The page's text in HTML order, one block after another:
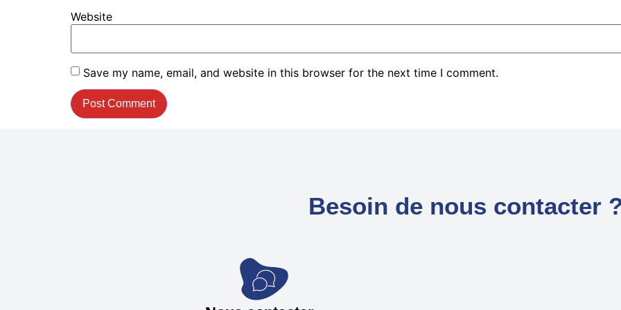
Website
Save my name, email, and website in this browser for the next time I comment.
Besoin de nous contacter